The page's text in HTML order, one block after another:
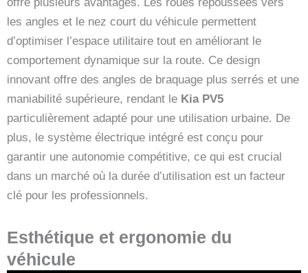
les angles et le nez court du véhicule permettent
d’optimiser l’espace utilitaire tout en améliorant le
comportement dynamique sur la route. Ce design
innovant offre des angles de braquage plus serrés et une
maniabilité supérieure, rendant le Kia PV5
particulièrement adapté pour une utilisation urbaine. De
plus, le système électrique intégré est conçu pour
garantir une autonomie compétitive, ce qui est crucial
dans un marché où la durée d’utilisation est un facteur
clé pour les professionnels.
Esthétique et ergonomie du
véhicule